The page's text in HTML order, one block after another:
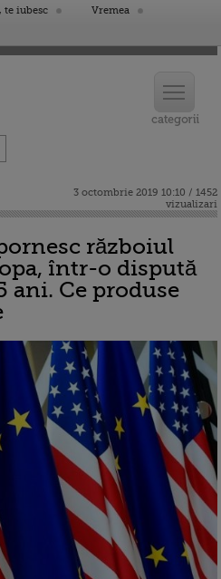
te iubesc
Vremea
3 octombrie 2019 10:10 / 1452
vizualizari
războiul
într-o dispută
ani. Ce produse